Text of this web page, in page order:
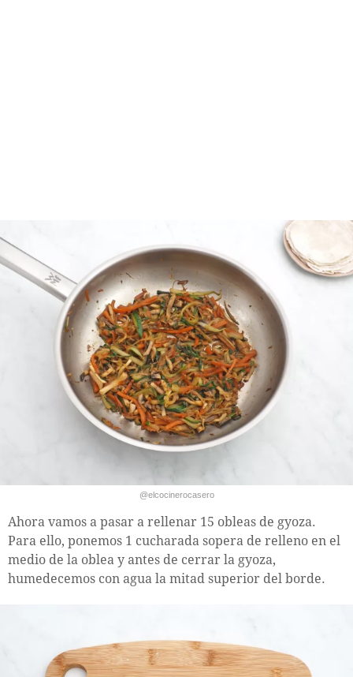
@elcocinerocasero
Ahora vamos a pasar a rellenar 15 obleas de gyoza.
Para ello, ponemos 1 cucharada sopera de relleno en el
medio de la oblea y antes de cerrar la gyoza,
humedecemos con agua la mitad superior del borde.